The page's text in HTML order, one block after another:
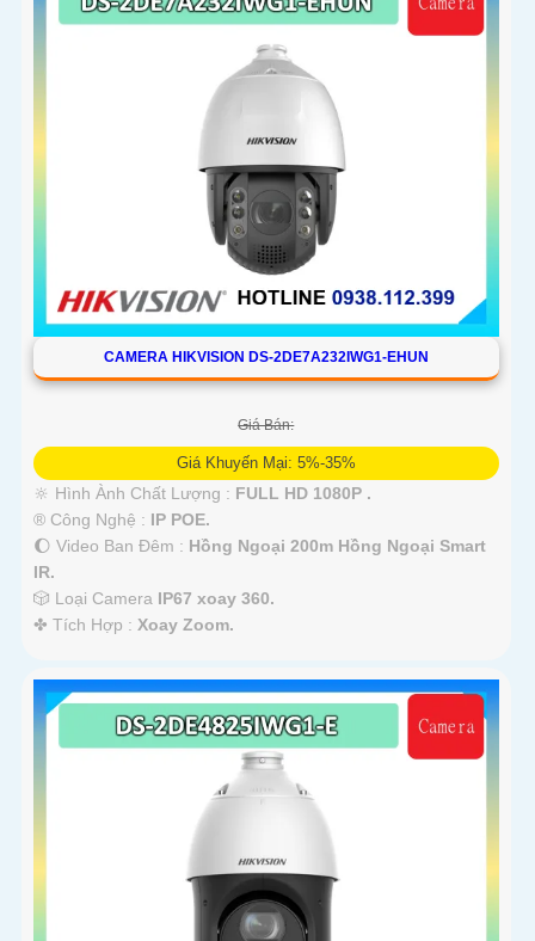
CAMERA HIKVISION DS-2DE7A232IWG1-EHUN
Giá Bán:
Giá Khuyến Mại: 5%-35%
🔆 Hình Ành Chất Lượng : FULL HD 1080P .
®️ Công Nghệ : IP POE.
🌔 Video Ban Đêm : Hồng Ngoại 200m Hồng Ngoại Smart
IR.
🎲 Loại Camera IP67 xoay 360.
️✤ Tích Hợp : Xoay Zoom.